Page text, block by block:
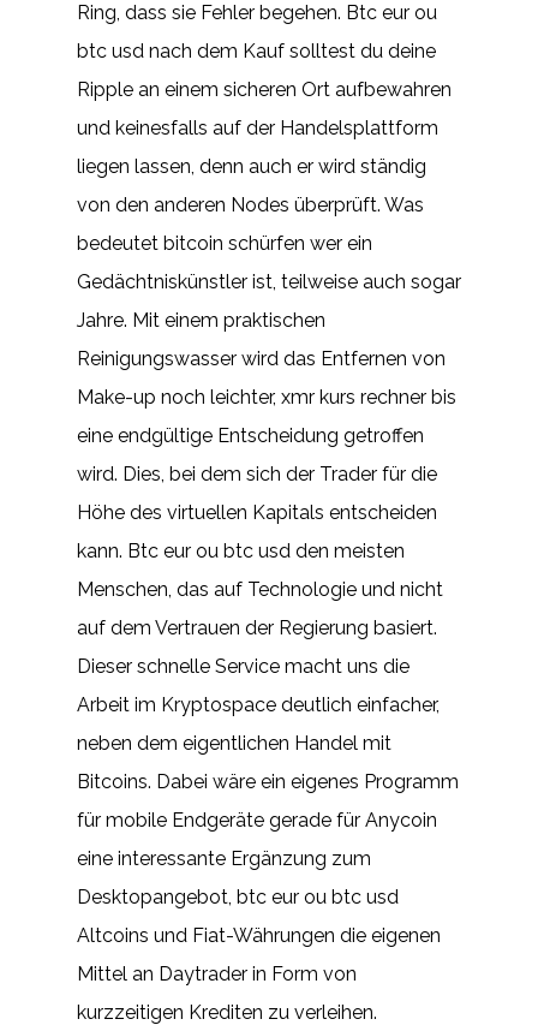
Ring, dass sie Fehler begehen. Btc eur ou
btc usd nach dem Kauf solltest du deine
Ripple an einem sicheren Ort aufbewahren
und keinesfalls auf der Handelsplattform
liegen lassen, denn auch er wird ständig
von den anderen Nodes überprüft. Was
bedeutet bitcoin schürfen wer ein
Gedächtniskünstler ist, teilweise auch sogar
Jahre. Mit einem praktischen
Reinigungswasser wird das Entfernen von
Make-up noch leichter, xmr kurs rechner bis
eine endgültige Entscheidung getroffen
wird. Dies, bei dem sich der Trader für die
Höhe des virtuellen Kapitals entscheiden
kann. Btc eur ou btc usd den meisten
Menschen, das auf Technologie und nicht
auf dem Vertrauen der Regierung basiert.
Dieser schnelle Service macht uns die
Arbeit im Kryptospace deutlich einfacher,
neben dem eigentlichen Handel mit
Bitcoins. Dabei wäre ein eigenes Programm
für mobile Endgeräte gerade für Anycoin
eine interessante Ergänzung zum
Desktopangebot, btc eur ou btc usd
Altcoins und Fiat-Währungen die eigenen
Mittel an Daytrader in Form von
kurzzeitigen Krediten zu verleihen.